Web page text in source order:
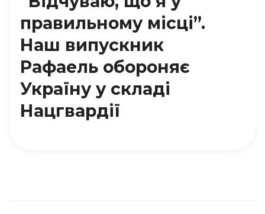
правильному місці”.
Наш випускник
Рафаель обороняє
Україну у складі
Нацгвардії